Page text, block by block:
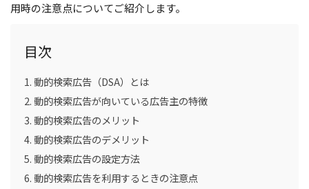
用時の注意点についてご紹介します。
目次
動的検索広告（DSA）とは
動的検索広告が向いている広告主の特徴
動的検索広告のメリット
動的検索広告のデメリット
動的検索広告の設定方法
動的検索広告を利用するときの注意点